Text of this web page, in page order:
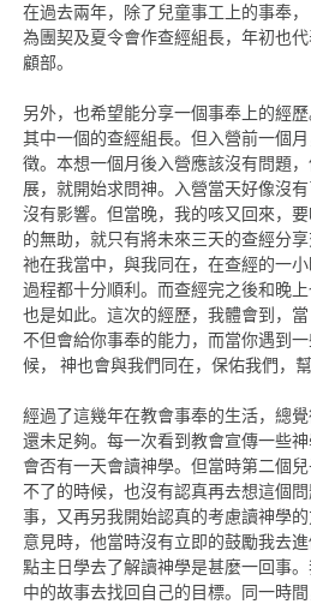
在過去兩年，除了兒童事工上的事奉
為團契及夏令會作查經組長，年初也
顧部。
另外，也希望能分享一個事奉上的經
其中一個的查經組長。但入營前一個
徵。本想一個月後入營應該沒有問題
展，就開始求問神。入營當天好像沒
沒有影響。但當晚，我的咳又回來，
的無助，就只有將未來三天的查經分
祂在我當中，與我同在，在查經的一
過程都十分順利。而查經完之後和晚
也是如此。這次的經歷，我體會到，
不但會給你事奉的能力，而當你遇到
候， 神也會與我們同在，保佑我們，
經過了這幾年在教會事奉的生活，總
還未足夠。每一次看到教會宣傳一些
會否有一天會讀神學。但當時第二個
不了的時候，也沒有認真再去想這個
事，又再另我開始認真的考慮讀神學
意見時，他當時沒有立即的鼓勵我去
點主日學去了解讀神學是甚麼一回事
中的故事去找回自己的目標。同一時